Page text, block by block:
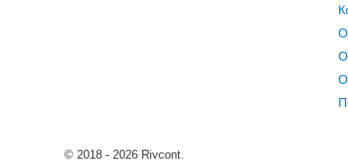
© 2018 - 2026 Rivcont.